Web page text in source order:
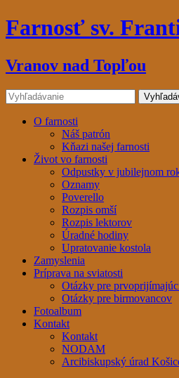
Farnosť sv.
Vranov nad Topľou
O farnosti
Náš patrón
Kňazi našej farnosti
Život vo farnosti
Odpustky v jubilejnom
Oznamy
Poverello
Rozpis omší
Rozpis lektorov
Úradné hodiny
Upratovanie kostola
Zamyslenia
Príprava na sviatosti
Otázky pre
Otázky pre birmovancov
Fotoalbum
Kontakt
Kontakt
NODAM
Arcibiskupský úrad